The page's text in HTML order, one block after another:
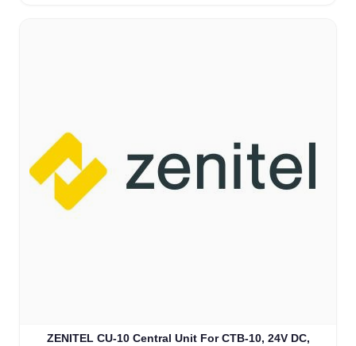
ZENITEL CU-10 Central Unit For CTB-10, 24V DC,